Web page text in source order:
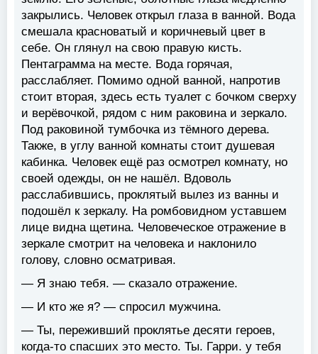
закрылись. Человек открыл глаза в ванной. Вода
смешала красноватый и коричневый цвет в
себе. Он глянул на свою правую кисть.
Пентаграмма на месте. Вода горячая,
расслабляет. Помимо одной ванной, напротив
стоит вторая, здесь есть туалет с бочком сверху
и верёвочкой, рядом с ним раковина и зеркало.
Под раковиной тумбочка из тёмного дерева.
Также, в углу ванной комнаты стоит душевая
кабинка. Человек ещё раз осмотрел комнату, но
своей одежды, он не нашёл. Вдоволь
расслабившись, проклятый вылез из ванны и
подошёл к зеркалу. На ромбовидном уставшем
лице видна щетина. Человеческое отражение в
зеркале смотрит на человека и наклонило
голову, словно осматривая.
— Я знаю тебя. — сказало отражение.
— И кто же я? — спросил мужчина.
— Ты, переживший проклятье десяти героев,
когда-то спасших это место. Ты. Гарри. у тебя